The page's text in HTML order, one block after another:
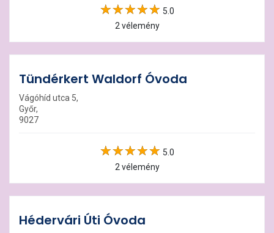
5.0
2 vélemény
Tündérkert Waldorf Óvoda
Vágóhíd utca 5,
Győr,
9027
5.0
2 vélemény
Hédervári Úti Óvoda